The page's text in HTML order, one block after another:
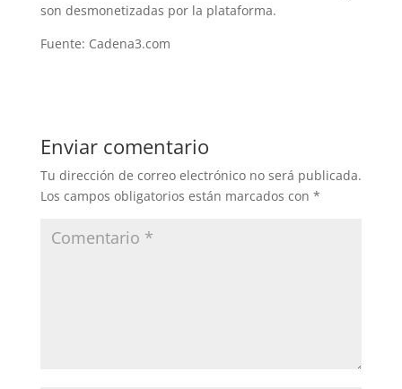
son desmonetizadas por la plataforma.
Fuente: Cadena3.com
Enviar comentario
Tu dirección de correo electrónico no será publicada.
Los campos obligatorios están marcados con *